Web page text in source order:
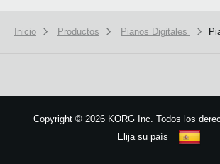
Inicio Productos Pianos Digitales
Copyright © 2026 KORG Inc. Todos los
Elija su país